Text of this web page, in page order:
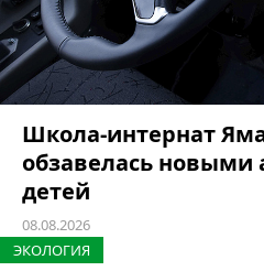
Школа-интернат
обзавелась новыми
детей
08.08.2026
ЭКОЛОГИЯ